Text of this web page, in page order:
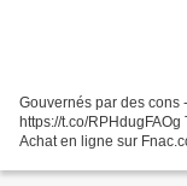
Gouvernés par des cons
https://t.co/
Achat en ligne sur